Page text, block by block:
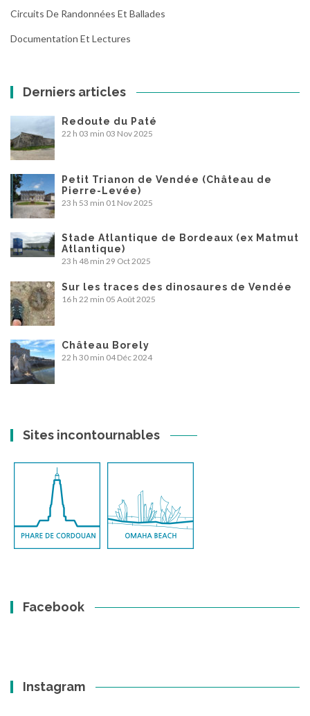
Circuits De Randonnées Et Ballades
Documentation Et Lectures
Derniers articles
Redoute du Paté
22 h 03 min 03 Nov 2025
Petit Trianon de Vendée (Château de
Pierre-Levée)
23 h 53 min 01 Nov 2025
Stade Atlantique de Bordeaux (ex Matmut
Atlantique)
23 h 48 min 29 Oct 2025
Sur les traces des dinosaures de Vendée
16 h 22 min 05 Août 2025
Château Borely
22 h 30 min 04 Déc 2024
Sites incontournables
Facebook
Instagram